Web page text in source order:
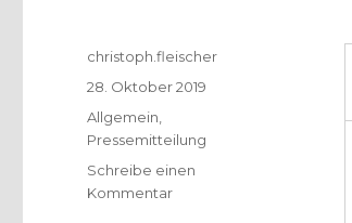
Autor
christoph.fleischer
Veröffentlicht
am
28. Oktober 2019
Kategorien
Allgemein
Pressemitteilung
Schreibe einen
Kommentarzu